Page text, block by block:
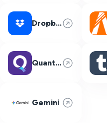
Dropbox
Quantum Fiber
Gemini